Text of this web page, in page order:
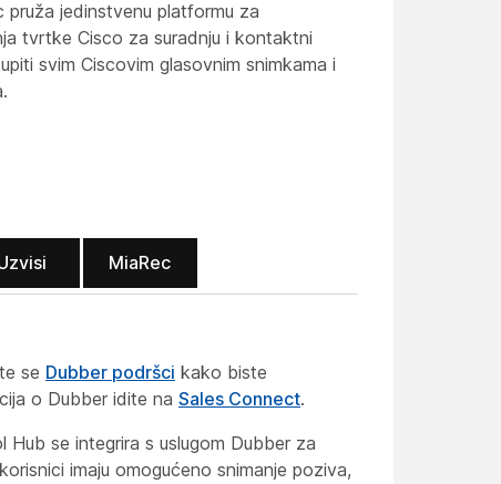
jedinstvenu platformu za
tvrtke Cisco za suradnju i kontaktni
svim Ciscovim glasovnim snimkama i
MiaRec
se Dubber podršci kako biste
o Dubber idite na Sales Connect.
se integrira s uslugom Dubber za
imaju omogućeno snimanje poziva,